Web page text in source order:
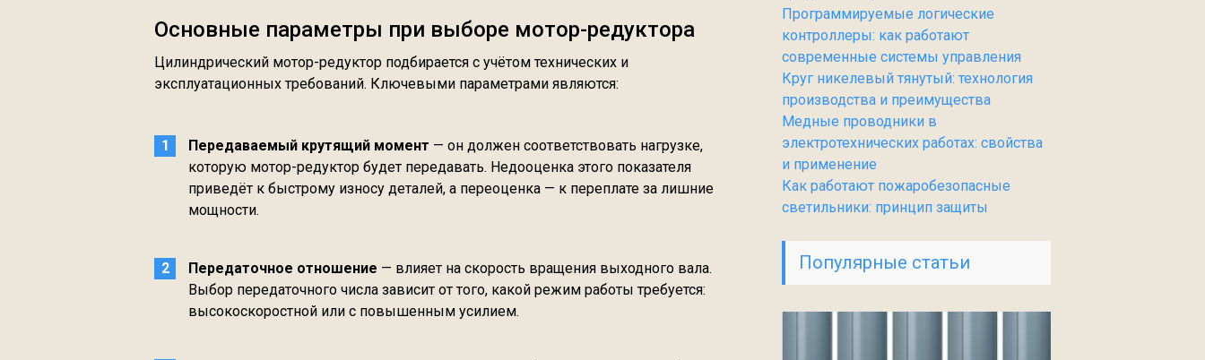
Основные параметры при выборе мотор-редуктора
Цилиндрический мотор-редуктор подбирается с учётом технических и
эксплуатационных требований. Ключевыми параметрами являются:
Передаваемый крутящий момент — он должен соответствовать нагрузке,
которую мотор-редуктор будет передавать. Недооценка этого показателя
приведёт к быстрому износу деталей, а переоценка — к переплате за лишние
мощности.
Передаточное отношение — влияет на скорость вращения выходного вала.
Выбор передаточного числа зависит от того, какой режим работы требуется:
высокоскоростной или с повышенным усилием.
Программируемые логические
контроллеры: как работают
современные системы управления
Круг никелевый тянутый: технология
производства и преимущества
Медные проводники в
электротехнических работах: свойства
и применение
Как работают пожаробезопасные
светильники: принцип защиты
Популярные статьи